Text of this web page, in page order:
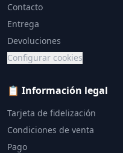
Contacto
Entrega
Devoluciones
Configurar cookies
📋 Información legal
Tarjeta de fidelización
Condiciones de venta
Pago